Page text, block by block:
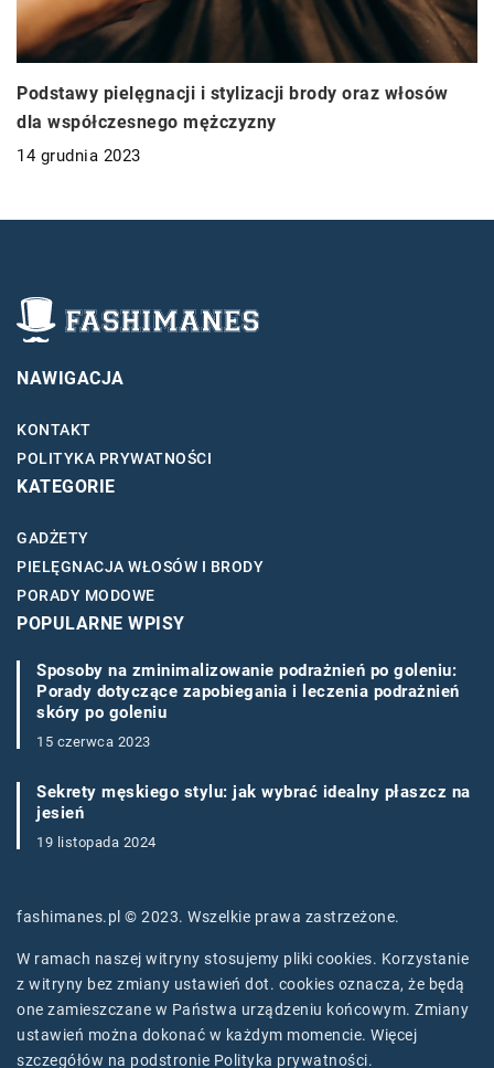
Podstawy pielęgnacji i stylizacji brody oraz włosów
dla współczesnego mężczyzny
14 grudnia 2023
NAWIGACJA
KONTAKT
POLITYKA PRYWATNOŚCI
KATEGORIE
GADŻETY
PIELĘGNACJA WŁOSÓW I BRODY
PORADY MODOWE
POPULARNE WPISY
Sposoby na zminimalizowanie podrażnień po goleniu:
Porady dotyczące zapobiegania i leczenia podrażnień
skóry po goleniu
15 czerwca 2023
Sekrety męskiego stylu: jak wybrać idealny płaszcz na
jesień
19 listopada 2024
fashimanes.pl © 2023. Wszelkie prawa zastrzeżone.
W ramach naszej witryny stosujemy pliki cookies. Korzystanie
z witryny bez zmiany ustawień dot. cookies oznacza, że będą
one zamieszczane w Państwa urządzeniu końcowym. Zmiany
ustawień można dokonać w każdym momencie. Więcej
szczegółów na podstronie Polityka prywatności.